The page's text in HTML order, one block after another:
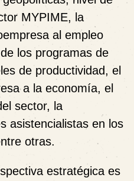
MYPIME, la
al empleo
los programas de
de productividad, el
a la economía, el
sector, la
asistencialistas en los
otras.
estratégica es